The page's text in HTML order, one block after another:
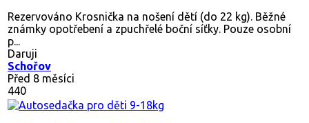
Rezervováno Krosnička na nošení dětí (do 22 kg). Běžné
známky opotřebení a zpuchřelé boční síťky. Pouze osobní
p...
Daruji
Schořov
Před 8 měsíci
440